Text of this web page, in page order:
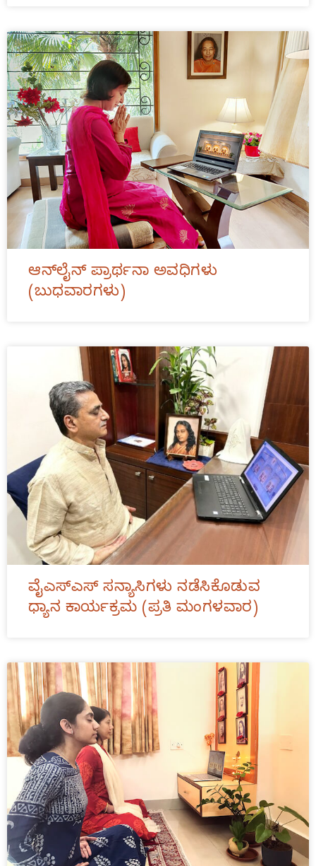
ಆನ್‌ಲೈನ್ ಪ್ರಾರ್ಥನಾ ಅವಧಿಗಳು
(ಬುಧವಾರಗಳು)
ವೈಎಸ್‌ಎಸ್‌ ಸನ್ಯಾಸಿಗಳು ನಡೆಸಿಕೊಡುವ
ಧ್ಯಾನ ಕಾರ್ಯಕ್ರಮ (ಪ್ರತಿ ಮಂಗಳವಾರ)